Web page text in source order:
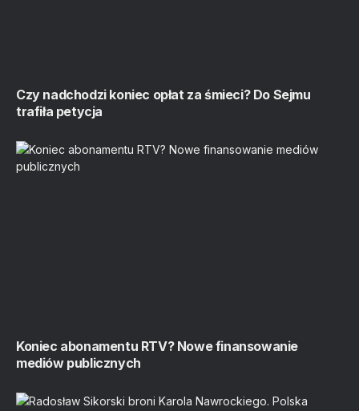
Czy nadchodzi koniec opłat za śmieci? Do Sejmu
trafiła petycja
Koniec abonamentu RTV? Nowe finansowanie
mediów publicznych